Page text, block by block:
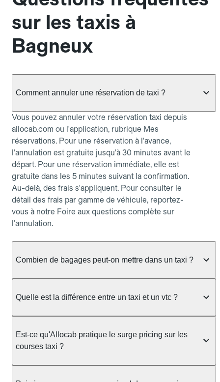
sur les taxis à
Bagneux
Comment annuler une réservation de taxi ?
Vous pouvez annuler votre réservation taxi depuis
allocab.com ou l'application, rubrique Mes
réservations. Pour une réservation à l'avance,
l'annulation est gratuite jusqu'à 30 minutes avant le
départ. Pour une réservation immédiate, elle est
gratuite dans les 5 minutes suivant la confirmation.
Au-delà, des frais s'appliquent. Pour consulter le
détail des frais par gamme de véhicule, reportez-
vous à notre Foire aux questions complète sur
l'annulation.
Combien de bagages peut-on mettre dans un taxi ?
taxi berline accueille en général jusqu'à 3 bagages
ou nombreux, précisez-le dans le champ "Message
au chauffeur" lors de la réservation. Le prix n'est
pas impacté par le nombre de bagages.
Quelle est la différence entre un taxi et un vtc ?
prendre en charge directement dans la rue, à une
station ou sur réservation, avec un tarif au
réservation et propose un prix fixe annoncé à
Est-ce qu'Allocab pratique le surge pricing sur les
courses taxi ?